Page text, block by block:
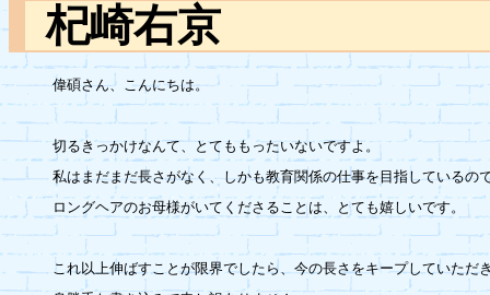
杞崎右京
偉碩さん、こんにちは。
切るきっかけなんて、とてももったいないですよ。
私はまだまだ長さがなく、しかも教育関係の仕事を目指しているの
ロングヘアのお母様がいてくださることは、とても嬉しいです。
これ以上伸ばすことが限界でしたら、今の長さをキープしていただ